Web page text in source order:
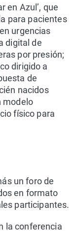
en Azul’, que
para pacientes
urgencias
digital de
por presión;
dirigido a
de
nacidos
modelo
físico para
un foro de
en formato
participantes.
la conferencia